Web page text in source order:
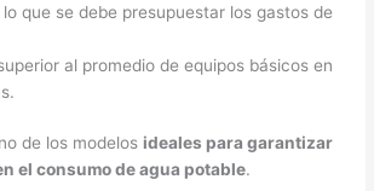
lo que se debe presupuestar los gastos de
al promedio de equipos básicos en
de los modelos ideales para garantizar
el consumo de agua potable.